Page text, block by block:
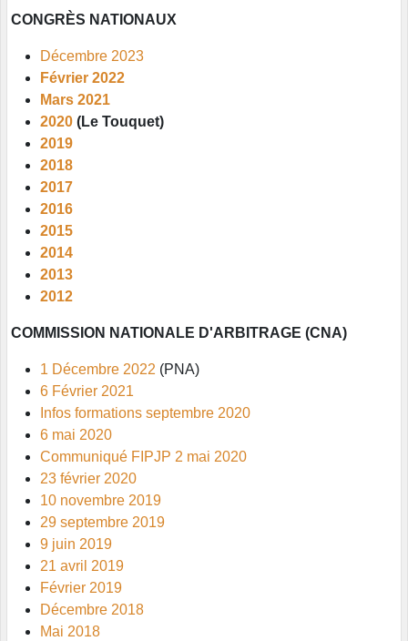
CONGRÈS NATIONAUX
Décembre 2023
Février 2022
Mars 2021
2020 (Le Touquet)
2019
2018
2017
2016
2015
2014
2013
2012
COMMISSION NATIONALE D'ARBITRAGE (CNA)
1 Décembre 2022 (PNA)
6 Février 2021
Infos formations septembre 2020
6 mai 2020
Communiqué FIPJP 2 mai 2020
23 février 2020
10 novembre 2019
29 septembre 2019
9 juin 2019
21 avril 2019
Février 2019
Décembre 2018
Mai 2018